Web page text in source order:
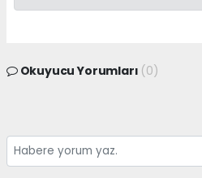
Okuyucu Yorumları (0)